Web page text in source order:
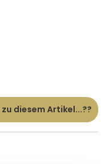
diesem Artikel...??